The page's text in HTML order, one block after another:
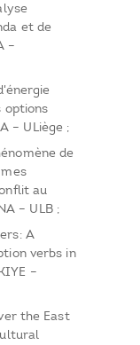
et de
–
options
– ULiège ;
de
au
– ULB ;
A
verbs in
–
the East